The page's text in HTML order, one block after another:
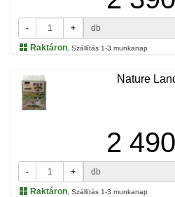
- + db
Raktáron , Szállítás 1-3 munkanap
Nature
2
- + db
Raktáron , Szállítás 1-3 munkanap